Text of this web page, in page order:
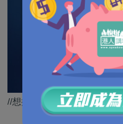
//想擺脫美國，歐洲就真係需